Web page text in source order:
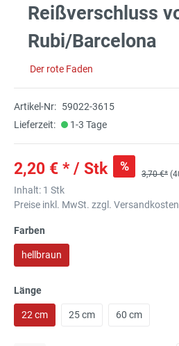
Reißverschluss
Rubi/Barcelona
Der rote Faden
Artikel-Nr: 59022-3615
Lieferzeit:
1-3 Tage
2,20 € * / Stk %
3,70 €*
Inhalt: 1 Stk
Preise inkl. MwSt. zzgl. Versandkosten
Farben
hellbraun
Länge
22 cm 25 cm 60 cm